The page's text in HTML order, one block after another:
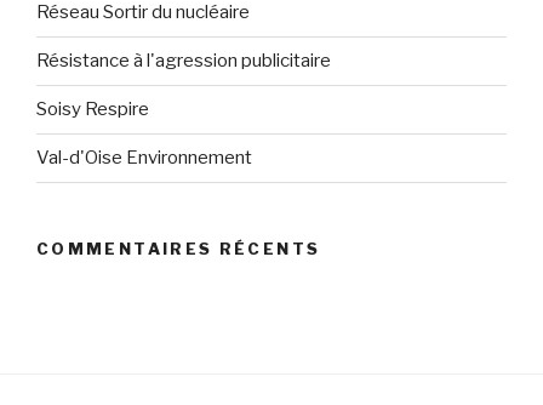
Réseau Sortir du nucléaire
Résistance à l'agression publicitaire
Soisy Respire
Val-d'Oise Environnement
COMMENTAIRES RÉCENTS